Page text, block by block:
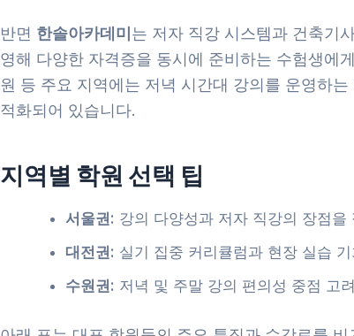
반면 한솔아카데미 는 저자 직강 시스템과 건축기
영해 다양한 자격증을 동시에 준비하는 수험생에
원 등 주요 지역에는 저녁 시간대 강의를 운영하
적화되어 있습니다.
지역별 학원 선택 팁
서울권: 강의 다양성과 저자 직강의 장점을
대전권: 실기 집중 커리큘럼과 현장 실습
수원권: 저녁 및 주말 강의 편의성 중점 고려